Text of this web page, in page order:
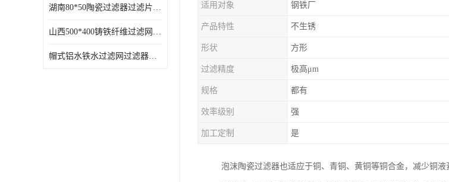
湖南80*50陶瓷过滤器过滤片过滤网效果好耐高温
山西500*400铸铁纤维过滤网方形网圆形网
帽式铝水铁水过滤网过滤器耐高温
适用对象 钢铁厂
产品特性 不生锈
形状 方形
过滤精度 极高μm
规格 都有
效率级别 强
加工定制 是
泡沫陶瓷过滤器也适应于铜、青铜、黄铜等铜合金，减少铜